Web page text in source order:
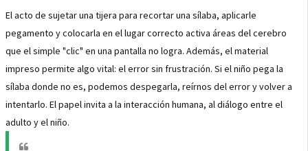
El acto de sujetar una tijera para recortar una sílaba, aplicarle
pegamento y colocarla en el lugar correcto activa áreas del cerebro
que el simple "clic" en una pantalla no logra. Además, el material
impreso permite algo vital: el error sin frustración. Si el niño pega la
sílaba donde no es, podemos despegarla, reírnos del error y volver a
intentarlo. El papel invita a la interacción humana, al diálogo entre el
adulto y el niño.